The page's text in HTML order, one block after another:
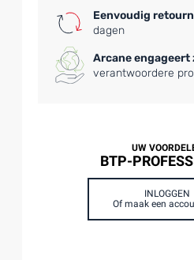
Eenvoudig
dagen
Arcane engageert
verantwoordere
UW
BTP-
INLOGGEN
Of maak een